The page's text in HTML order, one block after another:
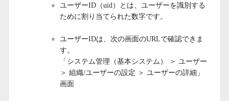
ユーザーID（uid）とは、ユーザーを識別する
ために割り当てられた数字です。
ユーザーIDは、次の画面のURLで確認できま
す。
「システム管理（基本システム） ＞ ユーザー
＞ 組織/ユーザーの設定 ＞ ユーザーの詳細」
画面